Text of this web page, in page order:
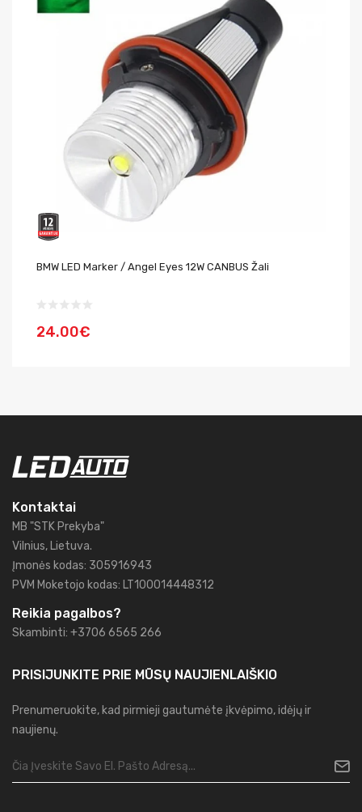
BMW LED Marker / Angel Eyes 12W CANBUS Žali
24.00€
Kontaktai
MB "STK Prekyba"
Vilnius, Lietuva.
Įmonės kodas: 305916943
PVM Moketojo kodas: LT100014448312
Reikia pagalbos?
Skambinti: +3706 6565 266
PRISIJUNKITE PRIE MŪSŲ NAUJIENLAIŠKIO
Prenumeruokite, kad pirmieji gautumėte įkvėpimo, idėjų ir
naujienų.